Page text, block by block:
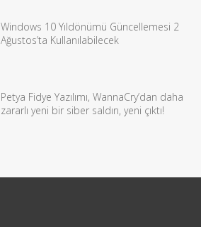
Windows 10 Yıldönümü Güncellemesi 2
Ağustos’ta Kullanılabilecek
Petya Fidye Yazılımı, WannaCry’dan daha
zararlı yeni bir siber saldırı, yeni çıktı!